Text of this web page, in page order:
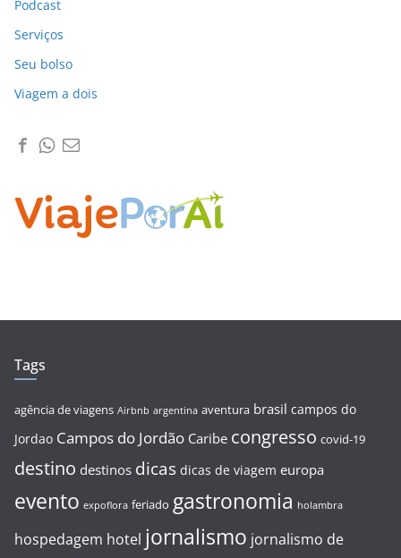
Podcast
Serviços
Seu bolso
Viagem a dois
Tags
agência de viagens Airbnb argentina aventura brasil campos do
Jordao Campos do Jordão Caribe congresso covid-19
destino destinos dicas dicas de viagem europa
evento expoflora feriado gastronomia holambra
hospedagem hotel jornalismo jornalismo de